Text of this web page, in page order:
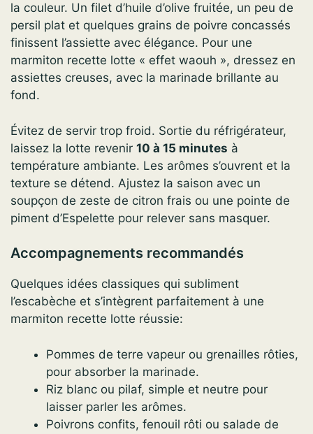
la couleur. Un filet d’huile d’olive fruitée, un peu de
persil plat et quelques grains de poivre concassés
finissent l’assiette avec élégance. Pour une
marmiton recette lotte « effet waouh », dressez en
assiettes creuses, avec la marinade brillante au
fond.
Évitez de servir trop froid. Sortie du réfrigérateur,
laissez la lotte revenir 10 à 15 minutes à
température ambiante. Les arômes s’ouvrent et la
texture se détend. Ajustez la saison avec un
soupçon de zeste de citron frais ou une pointe de
piment d’Espelette pour relever sans masquer.
Accompagnements recommandés
Quelques idées classiques qui subliment
l’escabèche et s’intègrent parfaitement à une
marmiton recette lotte réussie:
Pommes de terre vapeur ou grenailles rôties,
pour absorber la marinade.
Riz blanc ou pilaf, simple et neutre pour
laisser parler les arômes.
Poivrons confits, fenouil rôti ou salade de